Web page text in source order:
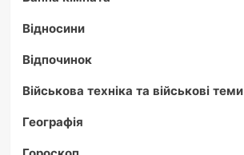
Відносини
Відпочинок
Військова техніка та військові теми
Географія